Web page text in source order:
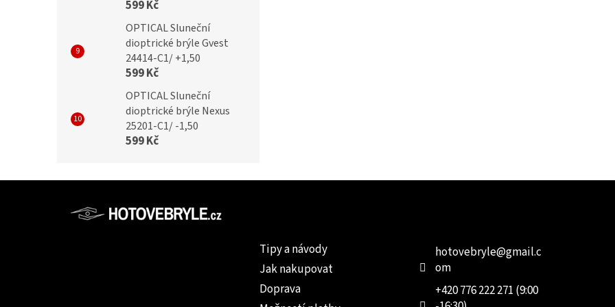
599 Kč
OPTICAL Sluneční
dioptrické brýle Gvest
24414-C1/ +1,50
599 Kč
OPTICAL Sluneční
dioptrické brýle Nexus
25201-C1/ -1,50
599 Kč
Tipy a návody
Jak nakupovat
Doprava
hotovebryle@gmail.c
om
+420 776 222 271 (9:00